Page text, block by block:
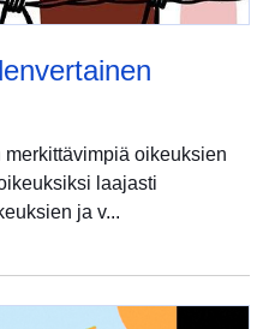
oikeuksien
laajasti
ja v...